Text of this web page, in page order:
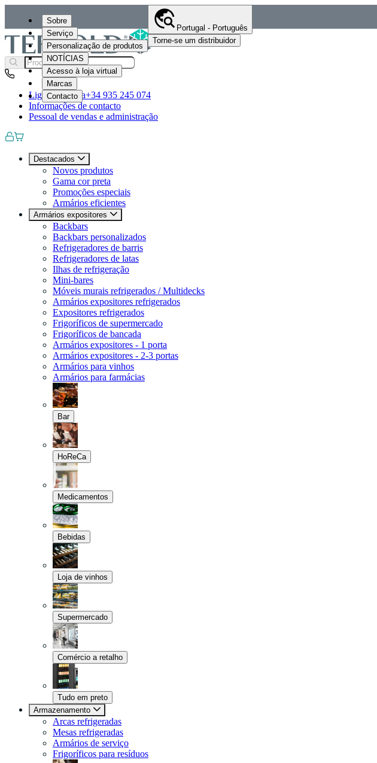
Sobre
Serviço
Personalização de produtos
NOTÍCIAS
Acesso à loja virtual
Marcas
Contacto
Portugal - Português
Torne-se um distribuidor
Ligue-nos para+34 935 245 074
Informações de contacto
Pessoal de vendas e administração
Destacados
Novos produtos
Gama cor preta
Promoções especiais
Armários eficientes
Armários expositores
Backbars
Backbars personalizados
Refrigeradores de barris
Refrigeradores de latas
Ilhas de refrigeração
Mini-bares
Móveis murais refrigerados / Multidecks
Armários expositores refrigerados
Expositores refrigerados
Frigoríficos de supermercado
Frigoríficos de bancada
Armários expositores - 1 porta
Armários expositores - 2-3 portas
Armários para vinhos
Armários para farmácias
Bar
HoReCa
Medicamentos
Bebidas
Loja de vinhos
Supermercado
Comércio a retalho
Tudo em preto
Armazenamento
Arcas refrigeradas
Mesas refrigeradas
Armários de serviço
Frigoríficos para resíduos